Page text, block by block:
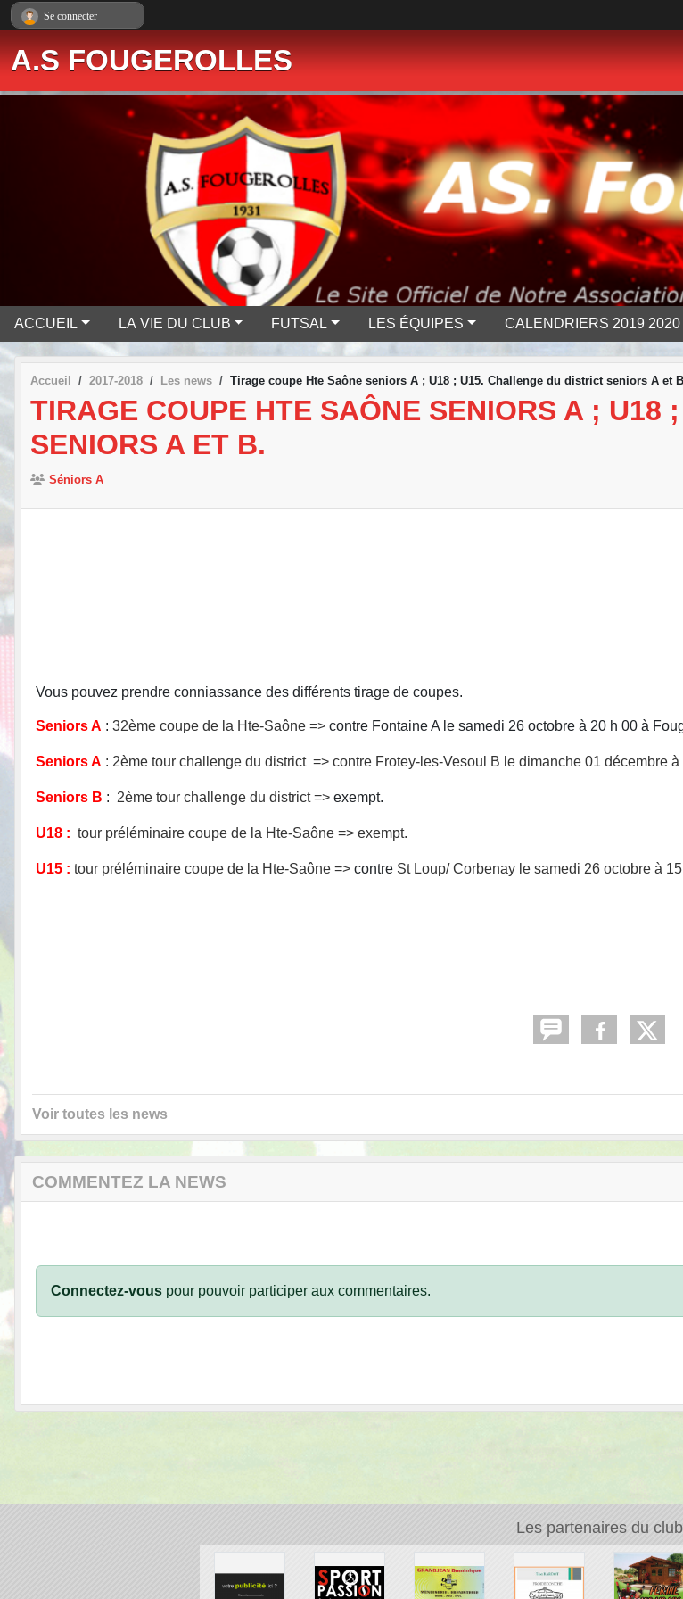
A.S FOUGEROLLES
ACCUEIL LA VIE DU CLUB FUTSAL LES ÉQUIPES CALENDRIERS 2019 2020
Accueil 2017-2018 Les news Tirage coupe Hte Saône seniors A ; U18 ; U15. Challenge du district seniors A et
TIRAGE COUPE HTE SAÔNE SENIORS A ; U18
SENIORS A ET B.
Séniors A
Vous pouvez prendre conniassance des différents tirage de coupes.
Seniors A : 32ème coupe de la Hte-Saône => contre Fontaine A le samedi 26 octobre à 20 h 00 à
Seniors A : 2ème tour challenge du district => contre Frotey-les-Vesoul B le dimanche 01 décembre
Seniors B : 2ème tour challenge du district => exempt.
U18 : tour préléminaire coupe de la Hte-Saône => exempt.
U15 : tour préléminaire coupe de la Hte-Saône => contre St Loup/ Corbenay le samedi 26 octobre à
Voir toutes les news
COMMENTEZ LA NEWS
Connectez-vous pour pouvoir participer aux commentaires.
Les partenaires du club
Se connecter
Panneau de gestion des cookies